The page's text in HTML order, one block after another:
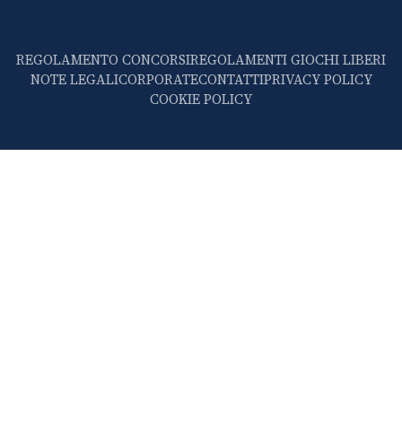
REGOLAMENTO CONCORSIREGOLAMENTI GIOCHI LIBERI
NOTE LEGALICORPORATECONTATTIPRIVACY POLICY
COOKIE POLICY